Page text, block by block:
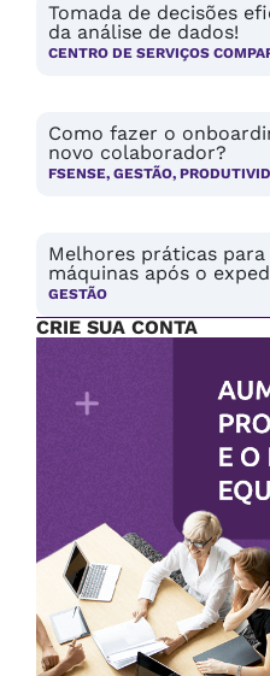
Tomada de decisões
da análise de dados!
CENTRO DE SERVIÇOS
Como fazer o
novo colaborador?
FSENSE, GESTÃO,
Melhores práticas
máquinas após o
GESTÃO
CRIE SUA CONTA